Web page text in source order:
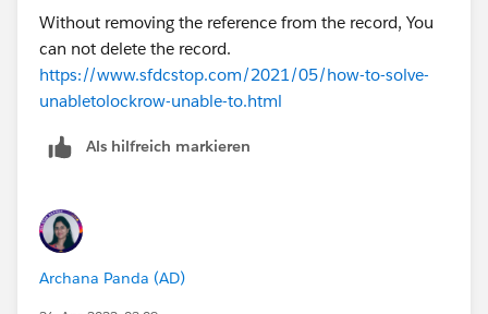
Without removing the reference from the record, You
can not delete the record.
https://www.sfdcstop.com/2021/05/how-to-solve-
unabletolockrow-unable-to.html
Als hilfreich markieren
Archana Panda (AD)